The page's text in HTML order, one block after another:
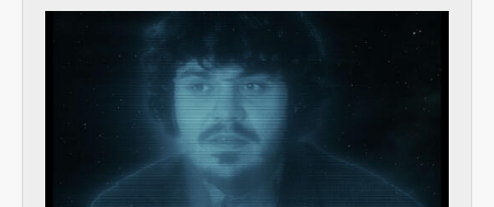
[Subseries] Už se držím
[Subseries] Lamecore_Meduza_VS_Mořskáokurka
[Subseries] And You Know What Comes Next...
[Subseries] SOFT DETECTIVE LOVE STORY
[Subseries] Intercore
[Subseries] Soft, Soft, Soft, Hard as Fuck